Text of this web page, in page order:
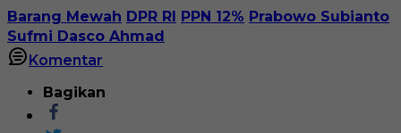
Barang Mewah DPR RI PPN 12% Prabowo Subianto
Sufmi Dasco Ahmad
Komentar
Bagikan